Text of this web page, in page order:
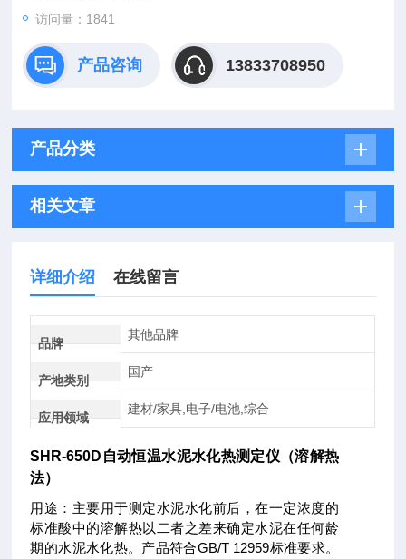
访问量：1841
产品咨询 13833708950
产品分类
相关文章
详细介绍 在线留言
品牌
其他品牌
产地类别
国产
应用领域
建材/家具,电子/电池,综合
SHR-650D 自动恒温水泥水化热测定仪（溶解热
法）
用途：主要用于测定水泥水化前后，在一定浓度的
标准酸中的溶解热以二者之差来确定水泥在任何龄
期的水泥水化热。产品符合GB/T 12959标准要求。